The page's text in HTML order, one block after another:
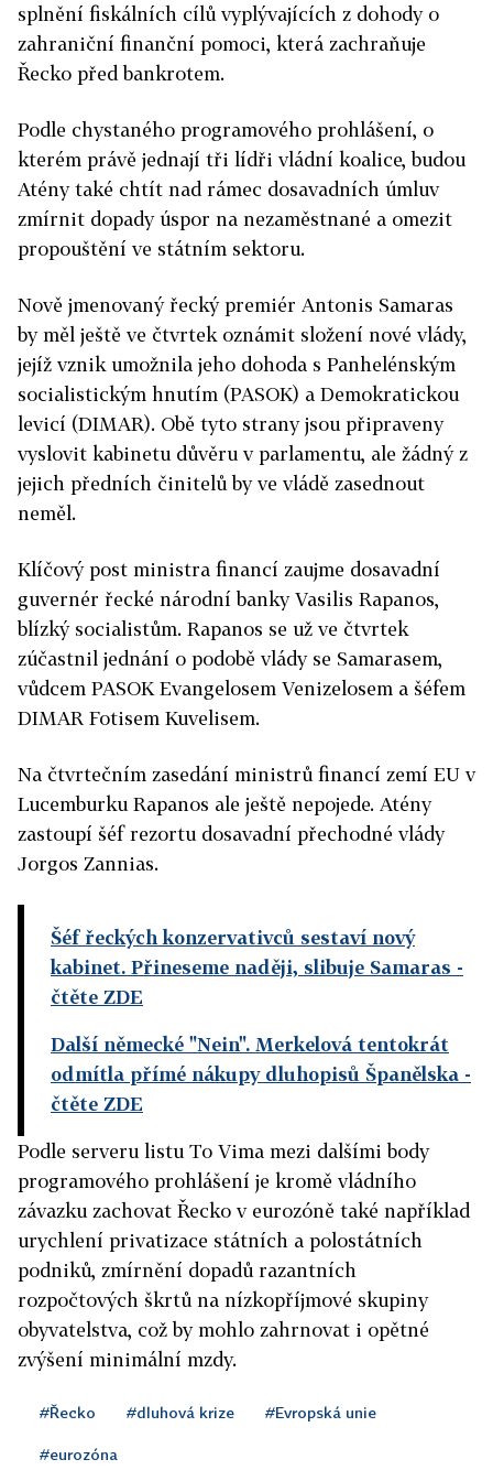
splnění fiskálních cílů vyplývajících z dohody o
zahraniční finanční pomoci, která zachraňuje
Řecko před bankrotem.
Podle chystaného programového prohlášení, o
kterém právě jednají tři lídři vládní koalice, budou
Atény také chtít nad rámec dosavadních úmluv
zmírnit dopady úspor na nezaměstnané a omezit
propouštění ve státním sektoru.
Nově jmenovaný řecký premiér Antonis Samaras
by měl ještě ve čtvrtek oznámit složení nové vlády,
jejíž vznik umožnila jeho dohoda s Panhelénským
socialistickým hnutím (PASOK) a Demokratickou
levicí (DIMAR). Obě tyto strany jsou připraveny
vyslovit kabinetu důvěru v parlamentu, ale žádný z
jejich předních činitelů by ve vládě zasednout
neměl.
Klíčový post ministra financí zaujme dosavadní
guvernér řecké národní banky Vasilis Rapanos,
blízký socialistům. Rapanos se už ve čtvrtek
zúčastnil jednání o podobě vlády se Samarasem,
vůdcem PASOK Evangelosem Venizelosem a šéfem
DIMAR Fotisem Kuvelisem.
Na čtvrtečním zasedání ministrů financí zemí EU v
Lucemburku Rapanos ale ještě nepojede. Atény
zastoupí šéf rezortu dosavadní přechodné vlády
Jorgos Zannias.
Šéf řeckých konzervativců sestaví nový
kabinet. Přineseme naději, slibuje Samaras -
čtěte ZDE
Další německé "Nein". Merkelová tentokrát
odmítla přímé nákupy dluhopisů Španělska -
čtěte ZDE
Podle serveru listu To Vima mezi dalšími body
programového prohlášení je kromě vládního
závazku zachovat Řecko v eurozóně také například
urychlení privatizace státních a polostátních
podniků, zmírnění dopadů razantních
rozpočtových škrtů na nízkopříjmové skupiny
obyvatelstva, což by mohlo zahrnovat i opětné
zvýšení minimální mzdy.
#Řecko #dluhová krize #Evropská unie
#eurozóna